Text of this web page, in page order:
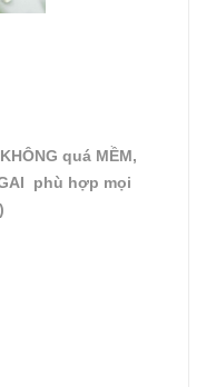
quá MỀM,
phù hợp mọi